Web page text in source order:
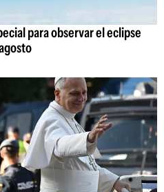
para observar el eclipse